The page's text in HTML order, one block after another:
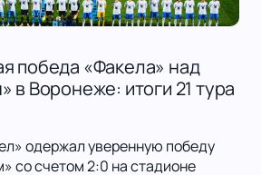
победа «Факела» над
в Воронеже: итоги 21 тура
одержал уверенную победу
со счетом 2:0 на стадионе